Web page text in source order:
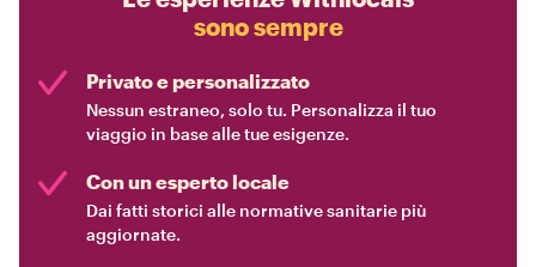
sono sempre
Privato e personalizzato
Nessun estraneo, solo tu. Personalizza il tuo
viaggio in base alle tue esigenze.
Con un esperto locale
Dai fatti storici alle normative sanitarie più
aggiornate.